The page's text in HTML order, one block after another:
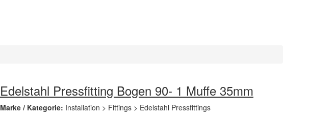
Edelstahl Pressfitting Bogen 90- 1 Muffe 35mm
Marke / Kategorie: Installation > Fittings > Edelstahl Pressfittings